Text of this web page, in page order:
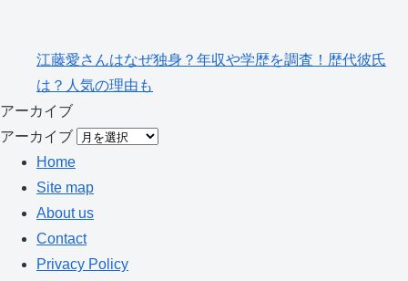
江藤愛さんはなぜ独身？年収や学歴を調査！歴代彼氏
は？人気の理由も
アーカイブ
アーカイブ
Home
Site map
About us
Contact
Privacy Policy